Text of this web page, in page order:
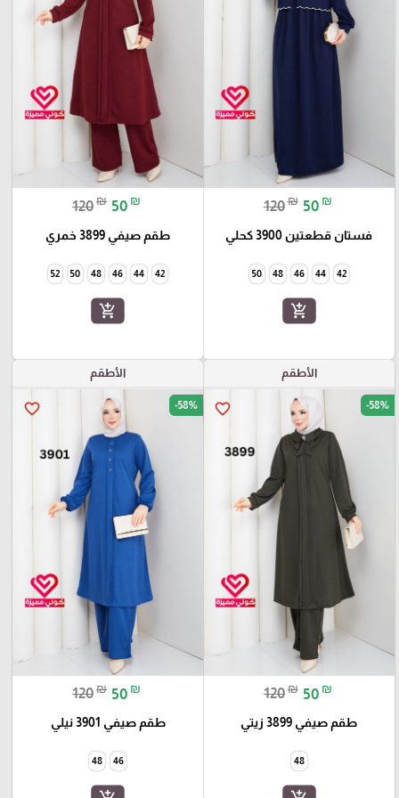
120₪ 50 ₪
فستان قطعتين 3900 كحلي
42
44
46
48
50
add_shopping_cart
120₪ 50 ₪
طقم صيفي 3899 خمري
42
44
46
48
50
52
add_shopping_cart
الأطقم
favorite_border -58%
120₪ 50 ₪
طقم صيفي 3899 زيتي
48
الأطقم
favorite_border -58%
120₪ 50 ₪
طقم صيفي 3901 نيلي
46
48